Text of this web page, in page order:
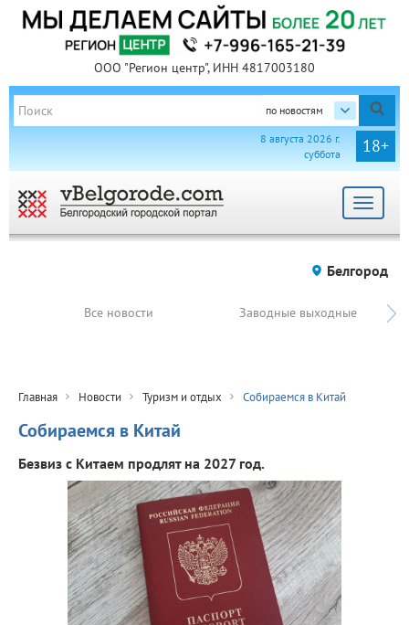
ООО "Регион центр", ИНН 4817003180
по новостям
18+
8 августа 2026 г.
суббота
Toggle
Белгород
Все новости Заводные выходные
Главная Новости Туризм и отдых Собираемся в Китай
Собираемся в Китай
Безвиз с Китаем продлят на 2027 год.